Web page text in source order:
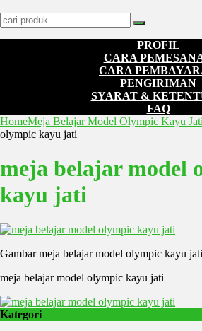
PROFIL
CARA
CARA
PENGIRIMAN
SYARAT &
FAQ
HomeMeja Belajar Model Olympic Kayu Jati
olympic kayu jati
meja belajar model
kayu jati
Gambar meja belajar model olympic kayu jati
meja belajar model olympic kayu jati
Kategori